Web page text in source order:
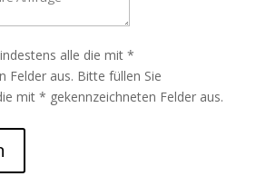
alle die mit *
Felder aus. Bitte füllen Sie
mit * gekennzeichneten Felder aus.